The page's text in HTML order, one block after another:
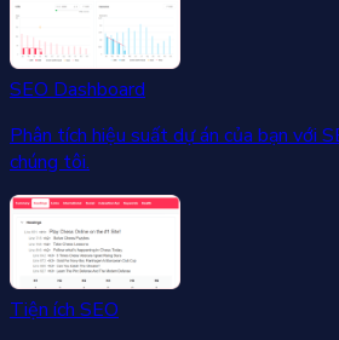
SEO Dashboard
Phân tích hiệu suất dự án của bạn với
chúng tôi.
Tiện ích SEO